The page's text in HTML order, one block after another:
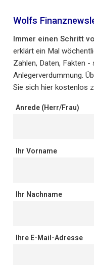
Wolfs
Immer einen Schritt
erklärt ein Mal
Zahlen, Daten, Fakten
Anlegerverdummung.
Sie sich hier kostenlos
Anrede (Herr/Frau)
Ihr Vorname
Ihr Nachname
Ihre E-Mail-Adresse